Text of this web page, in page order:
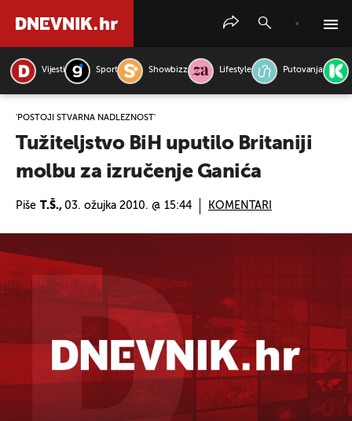
Vijesti Sport Showbizz Lifestyle Putovanja
'POSTOJI STVARNA NADLEŽNOST'
Tužiteljstvo BiH uputilo Britaniji
molbu za izručenje Ganića
Piše T.Š., 03. ožujka 2010. @ 15:44 KOMENTARI
PRETRAŽITE VIJESTI